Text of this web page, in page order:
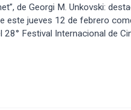
de Georgi M. Unkovski:
este jueves 12 de febrero
Festival Internacional de